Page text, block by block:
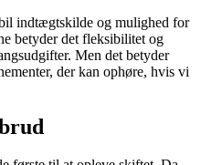
indtægtskilde og mulighed for
betyder det fleksibilitet og
Men det betyder
der kan ophøre, hvis vi